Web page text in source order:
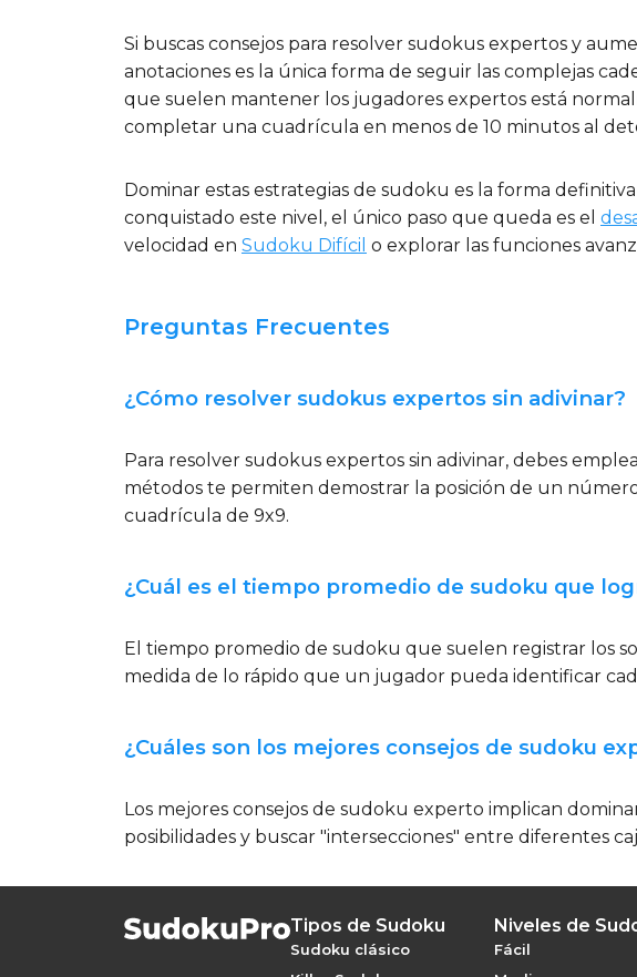
Si buscas consejos para resolver sudokus expertos y
anotaciones es la única forma de seguir las complejas
que suelen mantener los jugadores expertos está
completar una cuadrícula en menos de 10 minutos al
Dominar estas estrategias de sudoku es la forma
conquistado este nivel, el único paso que queda es el
velocidad en Sudoku Difícil o explorar las funciones
Preguntas Frecuentes
¿Cómo resolver sudokus expertos sin adivinar?
Para resolver sudokus expertos sin adivinar, debes
métodos te permiten demostrar la posición de un
cuadrícula de 9x9.
¿Cuál es el tiempo promedio de sudoku que
El tiempo promedio de sudoku que suelen registrar los
medida de lo rápido que un jugador pueda identificar
¿Cuáles son los mejores consejos de sudoku
Los mejores consejos de sudoku experto implican
posibilidades y buscar "intersecciones" entre diferentes
Tipos de Sudoku
Sudoku clásico
Niveles de
Fácil